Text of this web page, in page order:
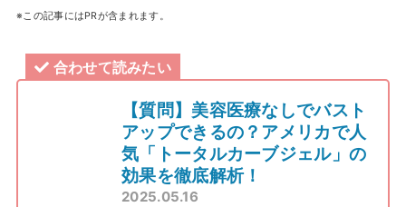
※この記事にはPRが含まれます。
合わせて読みたい
【質問】美容医療なしでバスト
アップできるの？アメリカで人
気「トータルカーブジェル」の
効果を徹底解析！
2025.05.16